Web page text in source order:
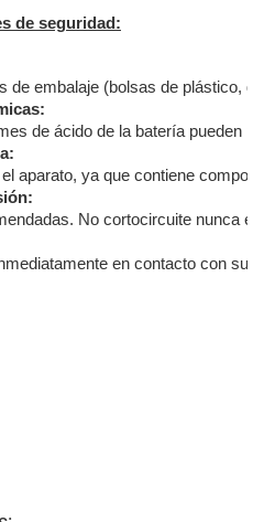
de seguridad:
de embalaje (bolsas de plástico,
de ácido de la batería pueden
aparato, ya que contiene
No cortocircuite nunca
en contacto con su